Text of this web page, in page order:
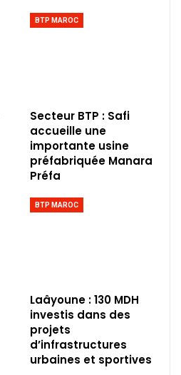
BTP MAROC
Secteur BTP : Safi
accueille une
importante usine
préfabriquée Manara
Préfa
BTP MAROC
Laâyoune : 130 MDH
investis dans des
projets
d’infrastructures
urbaines et sportives